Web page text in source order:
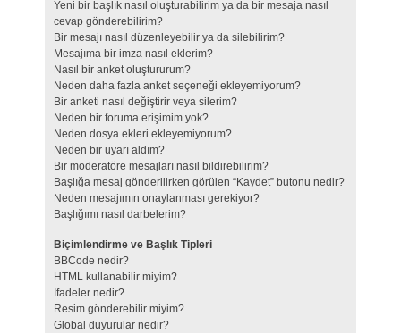
Yeni bir başlık nasıl oluşturabilirim ya da bir mesaja nasıl
cevap gönderebilirim?
Bir mesajı nasıl düzenleyebilir ya da silebilirim?
Mesajıma bir imza nasıl eklerim?
Nasıl bir anket oluştururum?
Neden daha fazla anket seçeneği ekleyemiyorum?
Bir anketi nasıl değiştirir veya silerim?
Neden bir foruma erişimim yok?
Neden dosya ekleri ekleyemiyorum?
Neden bir uyarı aldım?
Bir moderatöre mesajları nasıl bildirebilirim?
Başlığa mesaj gönderilirken görülen “Kaydet” butonu nedir?
Neden mesajımın onaylanması gerekiyor?
Başlığımı nasıl darbelerim?
Biçimlendirme ve Başlık Tipleri
BBCode nedir?
HTML kullanabilir miyim?
İfadeler nedir?
Resim gönderebilir miyim?
Global duyurular nedir?